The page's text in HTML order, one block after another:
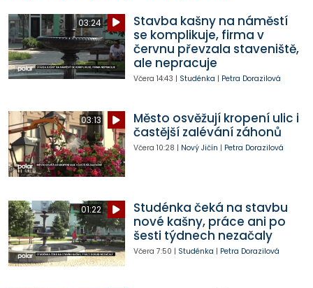
03:24
Stavba kašny na náměstí
se komplikuje, firma v
červnu převzala staveniště,
ale nepracuje
Včera 14:43 | Studénka | Petra Dorazilová
03:13
Město osvěžují kropení ulic i
častější zalévání záhonů
Včera 10:28 | Nový Jičín | Petra Dorazilová
01:22
Studénka čeká na stavbu
nové kašny, práce ani po
šesti týdnech nezačaly
Včera 7:50 | Studénka | Petra Dorazilová